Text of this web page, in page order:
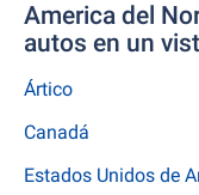
America del
autos en un
Ártico
Canadá
Estados Unidos de